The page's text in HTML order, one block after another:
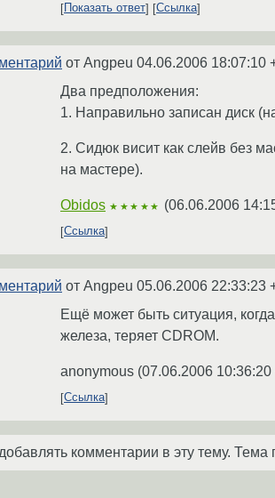
Показать ответ
Ссылка
от Angpeu 04.06.2006 18:07:10
Два предположения:
1. Направильно записан диск
2. Сидюк висит как слейв без
на мастере).
Obidos ★★★★★ (06.06.2006
Ссылка
от Angpeu 05.06.2006 22:33:23
Ещё может быть ситуация,
железа, теряет CDROM.
anonymous (07.06.2006 10:36:20
Ссылка
комментарии в эту тему.